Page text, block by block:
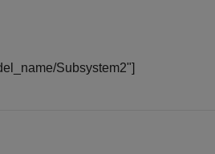
Subsystem2"]